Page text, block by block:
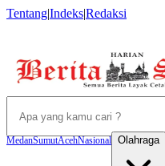
Tentang|Indeks|Redaksi
MedanSumutAcehNasional Olahraga